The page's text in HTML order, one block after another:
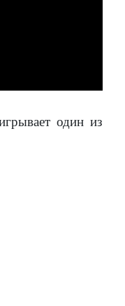
один из